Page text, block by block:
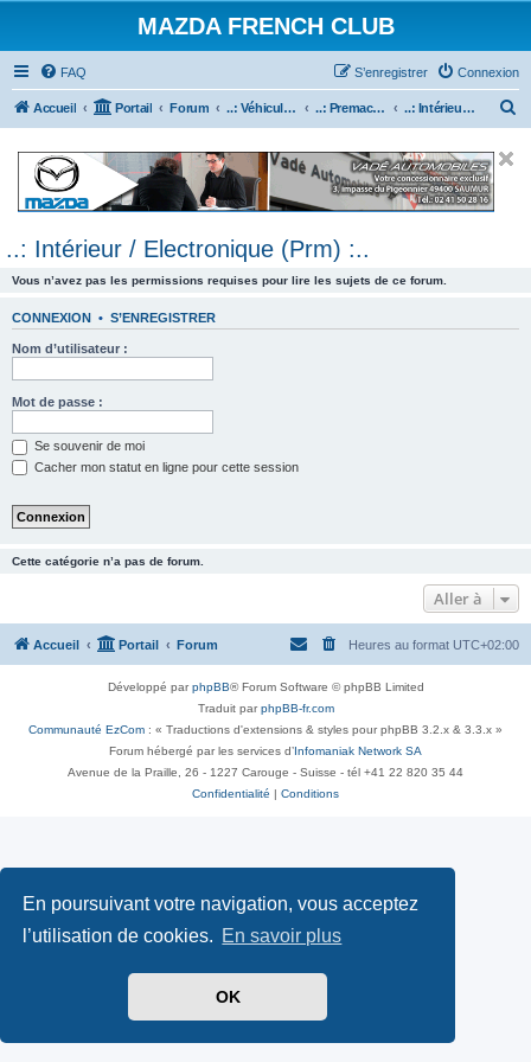
En poursuivant votre navigation, vous acceptez
l’utilisation de cookies. En savoir plus
OK
MAZDA FRENCH CLUB
FAQ Connexion
S’enregistrer
Accueil Portail Forum ..: Véhicules Mazda ancien (<2003) :.. ..: Premacy :.. ..: Intérieur / Electronique (Prm) :..
e
..: Intérieur / Electronique (Prm) :..
Vous n’avez pas les permissions requises pour lire les sujets de ce forum.
CONNEXION • S’ENREGISTRER
Nom d’utilisateur :
Mot de passe :
Se souvenir de moi
Cacher mon statut en ligne pour cette session
Cette catégorie n’a pas de forum.
Aller à
Accueil Portail Forum Heures au format UTC+02:00
Développé parphpBB® Forum Software © phpBB Limited
Traduit parphpBB-fr.com
Communauté EzCom : « Traductions d'extensions & styles pour phpBB 3.2.x & 3.3.x »
Forum hébergé par les services d’ Infomaniak Network SA
Avenue de la Praille, 26 - 1227 Carouge - Suisse - tél +41 22 820 35 44
Confidentialité
Conditions